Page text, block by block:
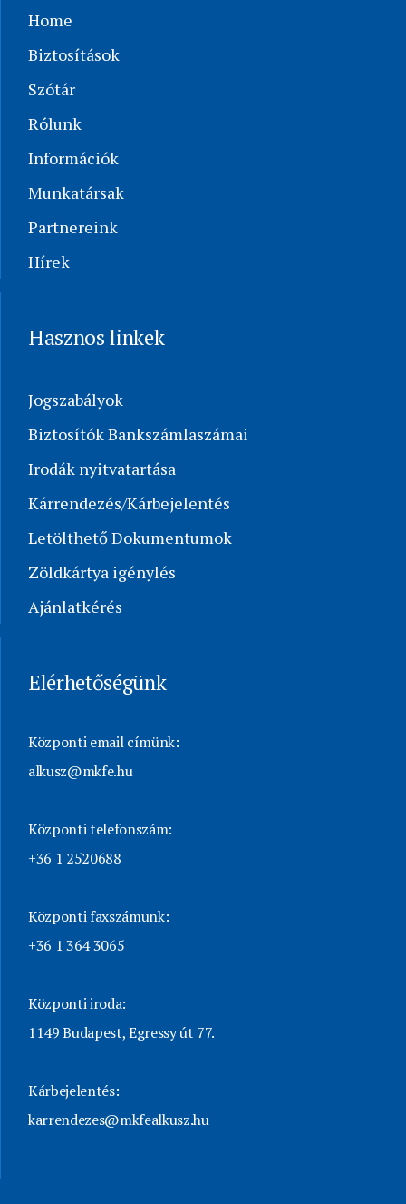
Home
Biztosítások
Szótár
Rólunk
Információk
Munkatársak
Partnereink
Hírek
Hasznos linkek
Jogszabályok
Biztosítók Bankszámlaszámai
Irodák nyitvatartása
Kárrendezés/Kárbejelentés
Letölthető Dokumentumok
Zöldkártya igénylés
Ajánlatkérés
Elérhetőségünk
Központi email címünk:
alkusz@mkfe.hu
Központi telefonszám:
+36 1 2520688
Központi faxszámunk:
+36 1 364 3065
Központi iroda:
1149 Budapest, Egressy út 77.
Kárbejelentés:
karrendezes@mkfealkusz.hu